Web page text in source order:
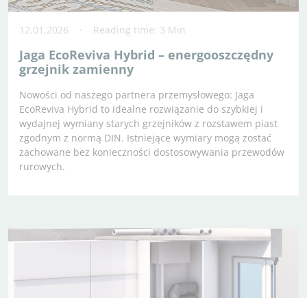
12.01.2026 Reading time: 3 Min
Jaga EcoReviva Hybrid – energooszczędny
grzejnik zamienny
Nowości od naszego partnera przemysłowego: Jaga
EcoReviva Hybrid to idealne rozwiązanie do szybkiej i
wydajnej wymiany starych grzejników z rozstawem piast
zgodnym z normą DIN. Istniejące wymiary mogą zostać
zachowane bez konieczności dostosowywania przewodów
rurowych.